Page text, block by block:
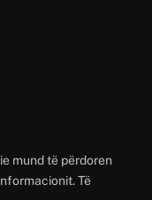
mund të përdoren
Të